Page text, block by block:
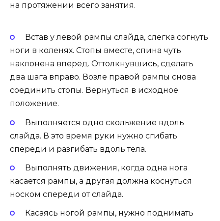
на протяжении всего занятия.
Встав у левой рампы слайда, слегка согнуть
ноги в коленях. Стопы вместе, спина чуть
наклонена вперед. Оттолкнувшись, сделать
два шага вправо. Возле правой рампы снова
соединить стопы. Вернуться в исходное
положение.
Выполняется одно скольжение вдоль
слайда. В это время руки нужно сгибать
спереди и разгибать вдоль тела.
Выполнять движения, когда одна нога
касается рампы, а другая должна коснуться
носком спереди от слайда.
Касаясь ногой рампы, нужно поднимать